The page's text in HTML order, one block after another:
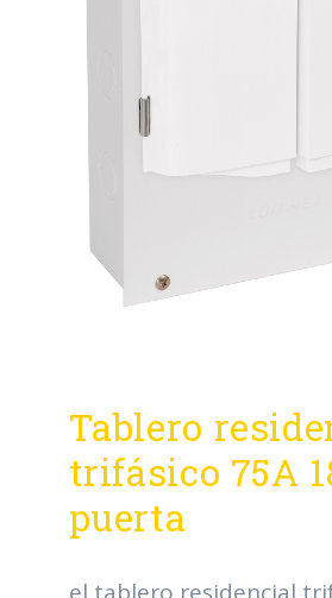
Tablero
trifásico 75A
puerta